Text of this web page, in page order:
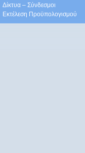
Δίκτυα – Σύνδεσμοι
Εκτέλεση Προϋπολογισμού